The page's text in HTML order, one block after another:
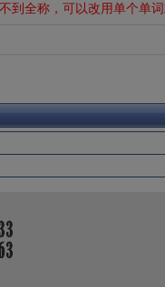
到全称，可以改用单个单词